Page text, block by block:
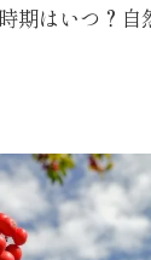
期はいつ？自